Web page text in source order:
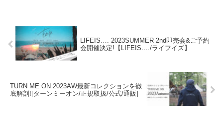
LIFEIS…. 2023SUMMER 2nd即売会&ご予約
会開催決定!【LIFEIS…./ライフイズ】
TURN ME ON 2023AW最新コレクションを徹
底解剖![ターンミーオン/正規取扱/公式/通販]